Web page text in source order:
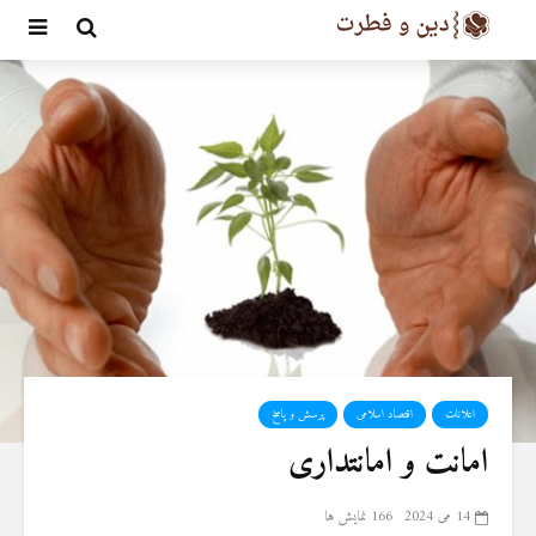
اعلانات اقتصاد اسلامی پرسش و پاسخ
امانت و امانتداری
14 می 2024 166 نمایش ها